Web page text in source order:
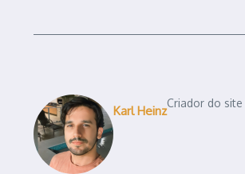
Karl Heinz
Criador do